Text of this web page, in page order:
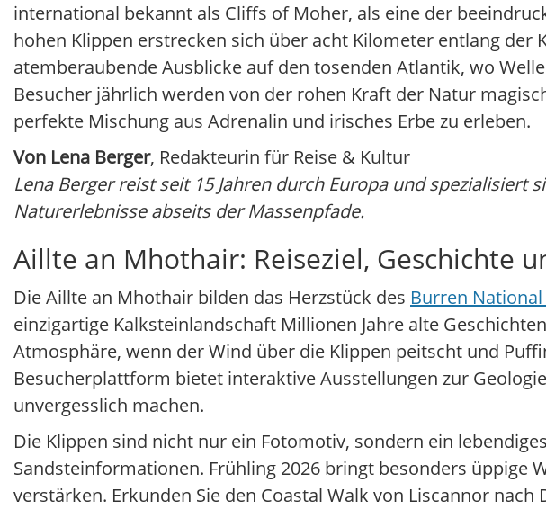
international bekannt als Cliffs of Moher, als eine der
hohen Klippen erstrecken sich über acht Kilometer entlang der
atemberaubende Ausblicke auf den tosenden Atlantik, wo
Besucher jährlich werden von der rohen Kraft der Natur
perfekte Mischung aus Adrenalin und irisches Erbe zu erleben.
Von Lena Berger, Redakteurin für Reise & Kultur
Lena Berger reist seit 15 Jahren durch Europa und spezialisiert
Naturerlebnisse abseits der Massenpfade.
Aillte an Mhothair: Reiseziel, Geschichte
Die Aillte an Mhothair bilden das Herzstück des Burren National
einzigartige Kalksteinlandschaft Millionen Jahre alte
Atmosphäre, wenn der Wind über die Klippen peitscht und
Besucherplattform bietet interaktive Ausstellungen zur
unvergesslich machen.
Die Klippen sind nicht nur ein Fotomotiv, sondern ein
Sandsteinformationen. Frühling 2026 bringt besonders üppige
verstärken. Erkunden Sie den Coastal Walk von Liscannor